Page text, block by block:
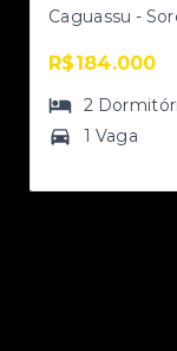
Caguassu -
R$184.000
2
1 Vaga